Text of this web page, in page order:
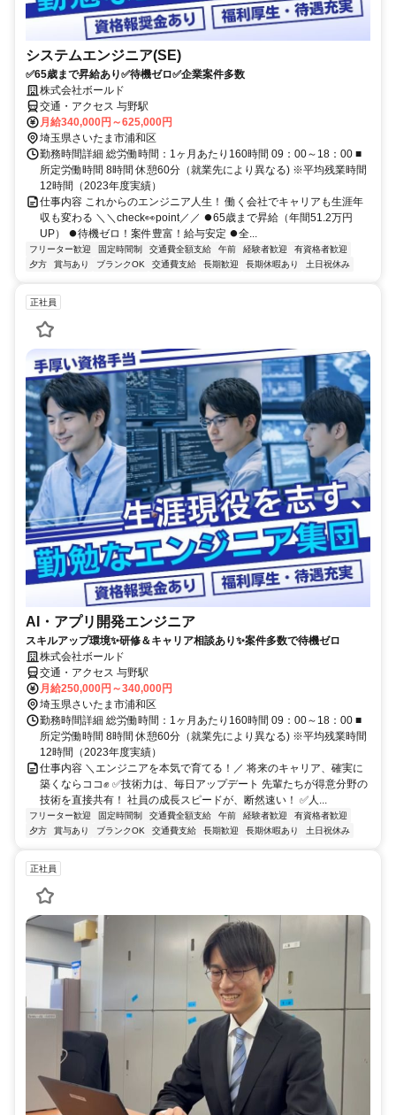
システムエンジニア(SE)
✅️65歳まで昇給あり✅️待機ゼロ✅️企業案件多数
株式会社ボールド
交通・アクセス 与野駅
月給340,000円～625,000円
埼玉県さいたま市浦和区
勤務時間詳細 総労働時間：1ヶ月あたり160時間 09：00～18：00 ■
所定労働時間 8時間 休憩60分（就業先により異なる) ※平均残業時間
12時間（2023年度実績）
仕事内容 これからのエンジニア人生！ 働く会社でキャリアも生涯年
収も変わる ＼＼check👀point／／ ⏺️65歳まで昇給（年間51.2万円
UP） ⏺️待機ゼロ！案件豊富！給与安定 ⏺️全...
フリーター歓迎 固定時間制 交通費全額支給 午前 経験者歓迎
有資格者歓迎
夕方
賞与あり ブランクOK 交通費支給 長期歓迎 長期休暇あり 土日祝休み
正社員
AI・アプリ開発エンジニア
スキルアップ環境✨研修＆キャリア相談あり✨案件多数で待機ゼロ
株式会社ボールド
交通・アクセス 与野駅
月給250,000円～340,000円
埼玉県さいたま市浦和区
勤務時間詳細 総労働時間：1ヶ月あたり160時間 09：00～18：00 ■
所定労働時間 8時間 休憩60分（就業先により異なる) ※平均残業時間
12時間（2023年度実績）
仕事内容 ＼エンジニアを本気で育てる！／ 将来のキャリア、確実に
築くならココ✊️ ✅️技術力は、毎日アップデート 先輩たちが得意分野の
技術を直接共有！ 社員の成長スピードが、断然速い！ ✅️人...
フリーター歓迎 固定時間制 交通費全額支給 午前 経験者歓迎
有資格者歓迎
夕方
賞与あり ブランクOK 交通費支給 長期歓迎 長期休暇あり 土日祝休み
正社員